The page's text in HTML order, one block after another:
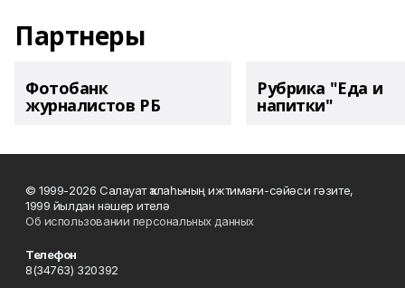
Партнеры
Фотобанк
журналистов РБ
Рубрика "Еда и
напитки"
© 1999-2026 Салауат ҡалаһының ижтимағи-сәйәси гәзите,
1999 йылдан нәшер ителә
Об использовании персональных данных
Телефон
8(34763) 320392